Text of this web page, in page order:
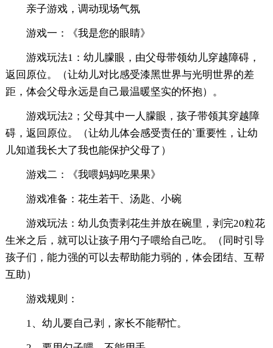
亲子游戏，调动现场气氛
游戏一：《我是您的眼睛》
游戏玩法1：幼儿朦眼，由父母带领幼儿穿越障碍，
返回原位。（让幼儿对比感受漆黑世界与光明世界的差
距，体会父母永远是自己最温暖坚实的怀抱）。
游戏玩法2；父母其中一人朦眼，孩子带领其穿越障
碍，返回原位。（让幼儿体会感受责任的`重要性，让幼
儿知道我长大了我也能保护父母了）
游戏二：《我喂妈妈吃果果》
游戏准备：花生若干、汤匙、小碗
游戏玩法：幼儿负责剥花生并放在碗里，剥完20粒花
生米之后，就可以让孩子用勺子喂给自己吃。（同时引导
孩子们，能力强的可以去帮助能力弱的，体会团结、互帮
互助）
游戏规则：
1、幼儿要自己剥，家长不能帮忙。